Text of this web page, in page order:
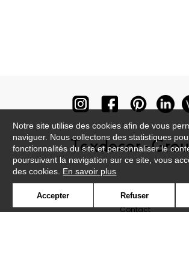
Contact
Notre site utilise des cookies afin de vous
naviguer. Nous collectons des statistiques
fonctionnalités du site et personnaliser le
poursuivant la navigation sur ce site, vous
des cookies. En savoir plus
Accepter Refuser